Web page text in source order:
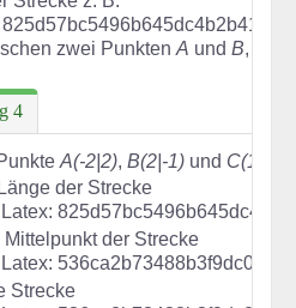
zwei Punkten A und B,
4
A(-2|2), B(2|-1) und C(1|4)
der Strecke
der Strecke
Strecke